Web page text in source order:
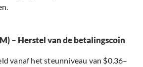
– Herstel van de betalingscoin
vanaf het steunniveau van $0,36–